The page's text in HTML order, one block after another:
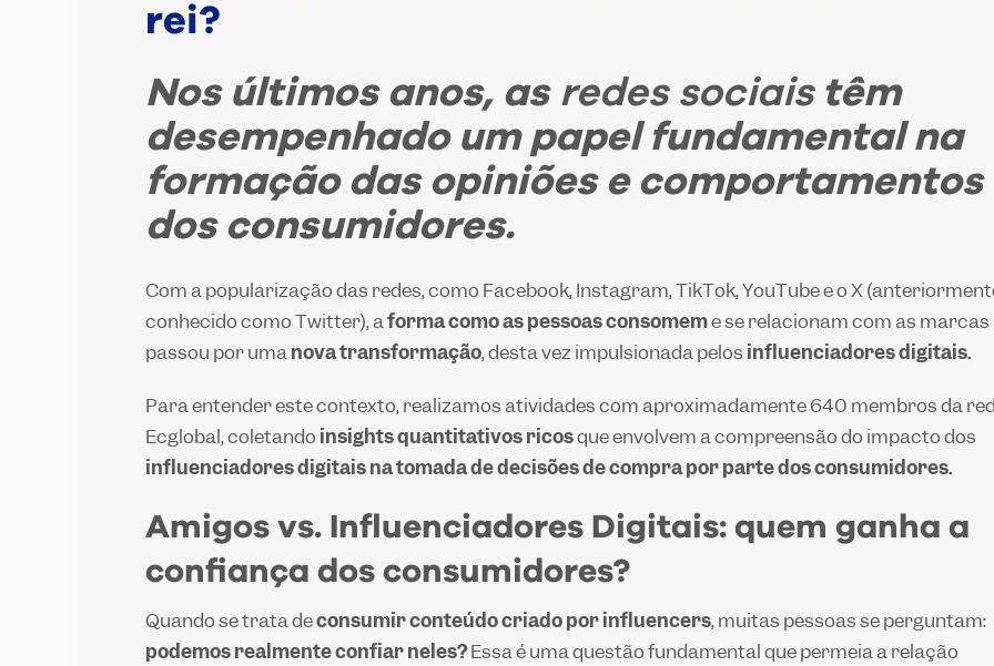
rei?
Nos últimos anos, asredes sociaistêm
desempenhado um papel fundamental na
formação das opiniões e comportamentos
dos consumidores.
Com a popularização das redes, como Facebook, Instagram, TikTok, YouTube e o X
conhecido como Twitter), aforma como as pessoas consomeme se relacionam com as marcas
passou por umanova transformação, desta vez impulsionada pelos influenciadores digitais.
Para entender este contexto, realizamos atividades com aproximadamente 640 membros da
Ecglobal, coletando insights quantitativos ricosque envolvem a compreensão do impacto dos
influenciadores digitais na tomada de decisões de compra por parte dos consumidores.
Amigos vs. Influenciadores Digitais: quem ganha a
confiança dos consumidores?
Quando se trata deconsumir conteúdo criado por influencers, muitas pessoas se perguntam:
podemos realmente confiar neles?Essa é uma questão fundamental que permeia a relação